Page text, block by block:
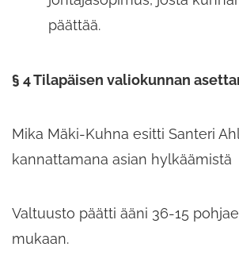
päättää.
§ 4 Tilapäisen valiokunnan
Mika Mäki-Kuhna esitti Santeri
kannattamana asian hylkäämistä
Valtuusto päätti ääni 36-15
mukaan.